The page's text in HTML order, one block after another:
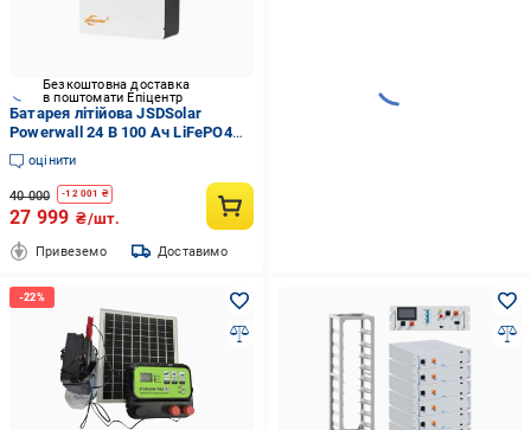
Безкоштовна доставка
в поштомати Епіцентр
Батарея літійова JSDSolar
Powerwall 24 В 100 Ач LiFePO4
2,5 кВт/год з BMS (32929666)
оцінити
40 000 -12 001 ₴
27 999 ₴/шт.
Привеземо Доставимо